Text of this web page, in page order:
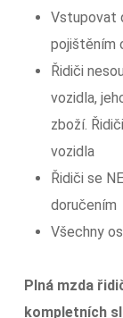
Vstupovat
pojištěním
Řidiči
vozidla,
zboží.
vozidla
Řidiči se
doručením
Všechny
Plná mzda
kompletních